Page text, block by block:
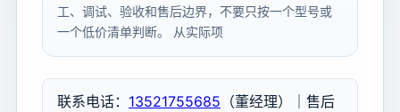
工、调试、验收和售后边界，不要只按一个型号或
一个低价清单判断。 从实际项
联系电话： 13521755685 （董经理）｜售后